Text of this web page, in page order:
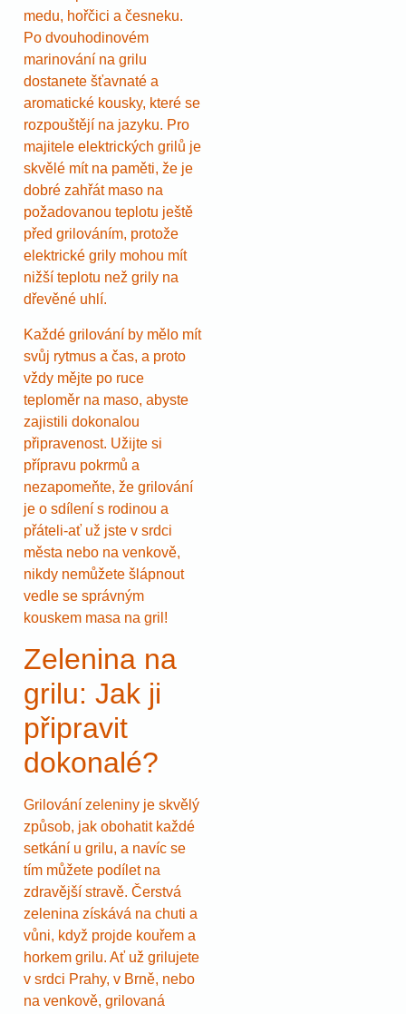
medu, hořčici a česneku.
Po dvouhodinovém
marinování na grilu
dostanete šťavnaté a
aromatické kousky, které se
rozpouštějí na jazyku. Pro
majitele elektrických grilů je
skvělé mít na paměti, že je
dobré zahřát maso na
požadovanou teplotu ještě
před grilováním, protože
elektrické grily mohou mít
nižší teplotu než grily na
dřevěné uhlí.
Každé grilování by mělo mít
svůj rytmus a čas, a proto
vždy mějte po ruce
teploměr na maso, abyste
zajistili dokonalou
připravenost. Užijte si
přípravu pokrmů a
nezapomeňte, že grilování
je o sdílení s rodinou a
přáteli-ať už jste v srdci
města nebo na venkově,
nikdy nemůžete šlápnout
vedle se správným
kouskem masa na gril!
Zelenina na
grilu: Jak ji
připravit
dokonalé?
Grilování zeleniny je skvělý
způsob, jak obohatit každé
setkání u grilu, a navíc se
tím můžete podílet na
zdravější stravě. Čerstvá
zelenina získává na chuti a
vůni, když projde kouřem a
horkem grilu. Ať už grilujete
v srdci Prahy, v Brně, nebo
na venkově, grilovaná